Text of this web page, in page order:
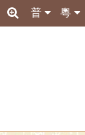
粵
普